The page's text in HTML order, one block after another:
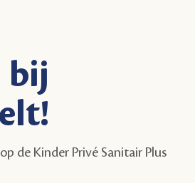
bij
de Kinder Privé Sanitair Plus